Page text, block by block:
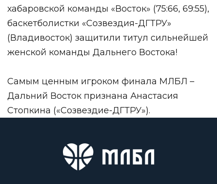
хабаровской команды «Восток» (75:66, 69:55),
баскетболистки «Созвездия-ДГТРУ»
(Владивосток) защитили титул сильнейшей
женской команды Дальнего Востока!
Самым ценным игроком финала МЛБЛ –
Дальний Восток признана Анастасия
Стопкина («Созвездие-ДГТРУ»).